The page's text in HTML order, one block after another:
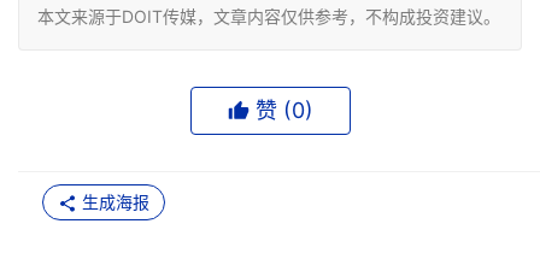
本文来源于DOIT传媒，文章内容仅供参考，不构成投资建议。
赞 (0)
生成海报